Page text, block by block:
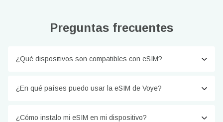
Preguntas frecuentes
¿Qué dispositivos son compatibles con eSIM?
¿En qué países puedo usar la eSIM de Voye?
¿Cómo instalo mi eSIM en mi dispositivo?